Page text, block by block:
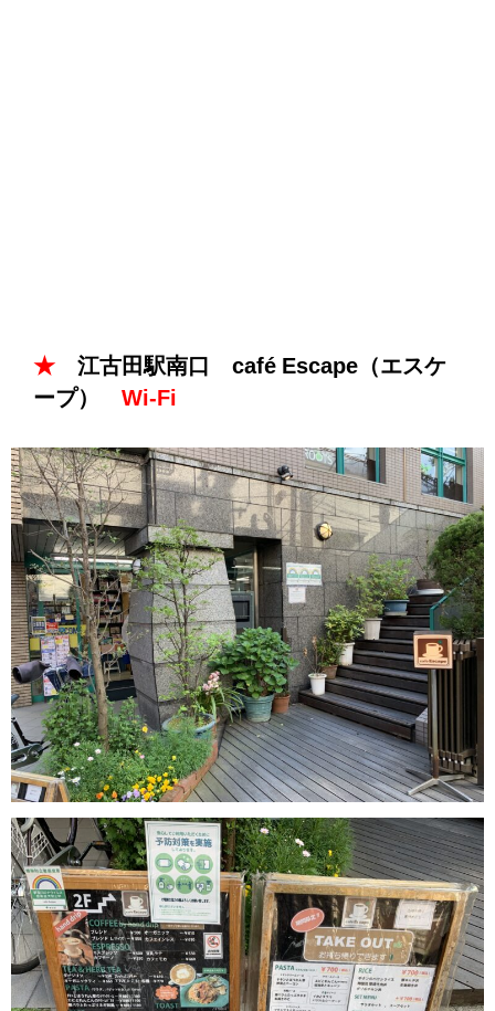
★江古田駅南口 café Escape（エスケ
ープ） Wi-Fi